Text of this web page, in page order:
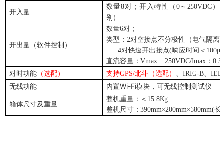
开入量
数量8对；开入特性（0～250VDC
别）
开出量（软件控制）
数量6对；
类型：2对空接点不分极性（电气隔
4对快速开出接点(响应时间＜
直流容量：Vmax: 250VDC/Imax：
对时功能 （选配） 支持GPS/北斗（选配） 、IRIG-B、
无线功能
内置Wi-Fi模块，可无线控制测试仪
箱体尺寸及重量
整机重量： ＜ 15.8Kg
整机尺寸：390mm×200mm×380mm(